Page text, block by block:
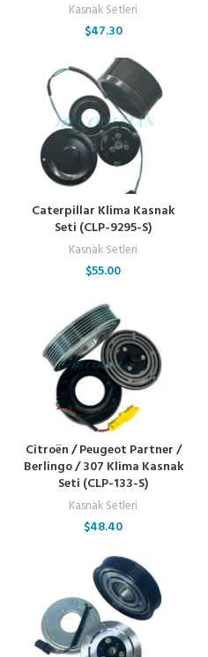
Kasnak Setleri
$47.30
Caterpillar Klima Kasnak
Seti (CLP-9295-S)
Kasnak Setleri
$55.00
Citroën / Peugeot Partner /
Berlingo / 307 Klima Kasnak
Seti (CLP-133-S)
Kasnak Setleri
$48.40